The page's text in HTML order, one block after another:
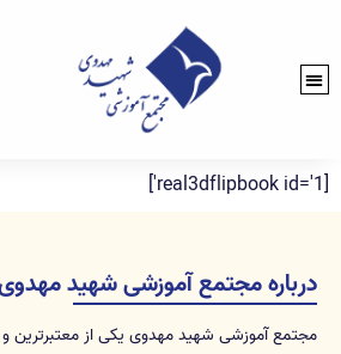
[real3dflipbook id='1']
درباره مجتمع آموزشی شهید
مجتمع آموزشی شهید مهدوی یکی از معتبرترین و